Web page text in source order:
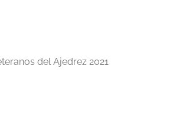
del Ajedrez 2021